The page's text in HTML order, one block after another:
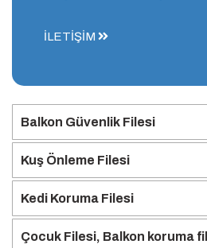
İLETİŞİM
Balkon Güvenlik Filesi
Kuş Önleme Filesi
Kedi Koruma Filesi
Çocuk Filesi, Balkon koruma